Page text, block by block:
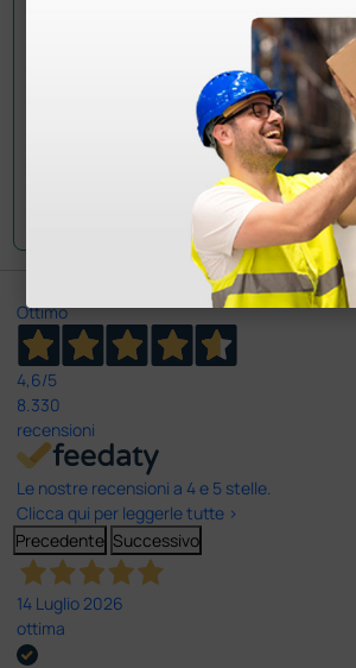
Invia la tua domanda
Ottimo
4,6/5
8.330
recensioni
Le nostre recensioni a 4 e 5 stelle.
Clicca qui per leggerle tutte >
Precedente Successivo
14 Luglio 2026
ottima